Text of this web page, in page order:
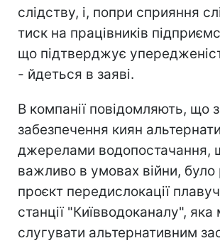
слідству, і, попри сприяння
тиск на працівників
що підтверджує
- йдеться в заяві.
В компанії повідомляють, що
забезпечення киян
джерелами водопостачання,
важливо в умовах війни,
проєкт передислокації
станції "Київводоканалу",
слугувати альтернативним